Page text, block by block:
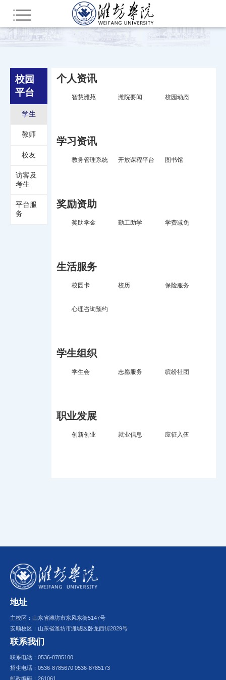
您所在的位置：首页
校园
平台
学生
教师
校友
访客及
考生
平台服
务
个人资讯
智慧潍苑 潍院要闻 校园动态
学习资讯
教务管理系统 开放课程平台 图书馆
奖励资助
奖助学金 勤工助学 学费减免
生活服务
校园卡 校历 保险服务
心理咨询预约
学生组织
学生会 志愿服务 缤纷社团
职业发展
创新创业 就业信息 应征入伍
地址
主校区：山东省潍坊市东风东街5147号
安顺校区：山东省潍坊市潍城区卧龙西街2829号
联系我们
联系电话：0536-8785100
招生电话：0536-8785670 0536-8785173
邮政编码：261061